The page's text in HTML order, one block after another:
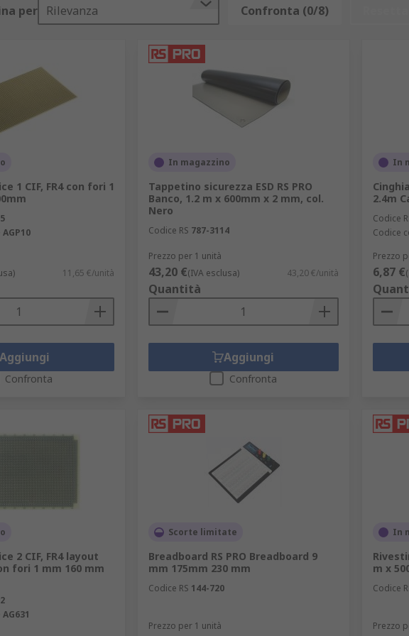
relativi e sono disponibili in diverse varianti, pertanto è possibile
per Rilevanza Confronta (0/8)
1 CIF, FR4 con fori 1
AGP10
11,65 €/unità
Aggiungi
Confronta
In magazzino
Tappetino sicurezza ESD RS PRO
Banco, 1.2 m x 600mm x 2 mm, col.
Nero
Codice RS 787-3114
Prezzo per 1 unità
43,20 €(IVA esclusa) 43,20 €/unità
Quantità
Aggiungi
Confronta
In
2.4m
Codice
Codice
Prezzo
6,87 €
2 CIF, FR4 layout
fori 1 mm 160 mm
AG631
Scorte limitate
Breadboard RS PRO Breadboard 9
mm 175mm 230 mm
Codice RS 144-720
Prezzo per 1 unità
In
m x
Codice
Prezzo